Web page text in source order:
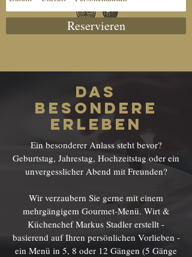
Reservieren
Das
besondere
Erleben
Ein besonderer Anlass steht bevor?
Geburtstag, Jahrestag, Hochzeitstag oder ein
unvergesslicher Abend mit Freunden?
Wir verzaubern Sie gerne mit einem
mehrgängigem Gourmet-Menü. Wirt &
Küchenchef Markus Stadler erstellt -
basierend auf Ihren persönlichen Vorlieben -
ein Menü in 5, 8 oder 12 Gängen (5 Gänge